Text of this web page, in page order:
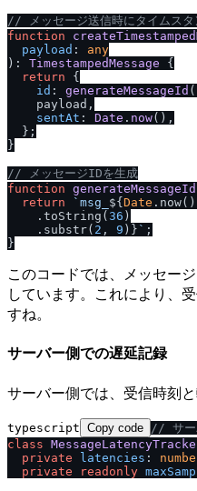
/ / メッセージ送信時にタイムス
function
payload : any
): TimestampedMessage {
return {
id : generateMessageId
    payload,
sentAt : Date . now(),
  };
}
/ / メッセージIDを生成
function generateMessageId
return
`msg_ ${ Date
    .toString(
36 )
    .substr(
2 , 9 )} ` ;
このコードでは、メッセー
しています。これにより、
すね。
サーバー側での遅延記録
サーバー側では、受信時刻
typescript Copy code / / サ
class
private
latencies :
private
readonly